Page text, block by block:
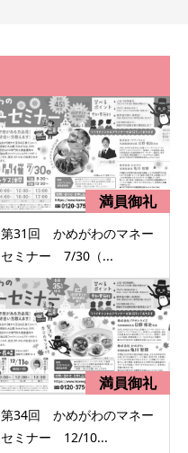
第31回 かめがわのマネー
セミナー 7/30（...
第34回 かめがわのマネー
セミナー 12/10...